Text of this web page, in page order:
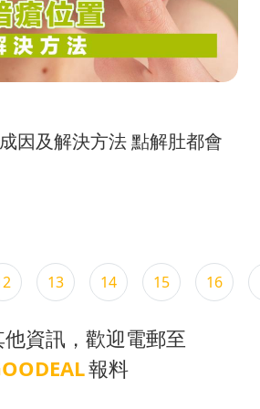
解決方法 點解肚都會
13 14 15 16
資訊，歡迎電郵至
報料